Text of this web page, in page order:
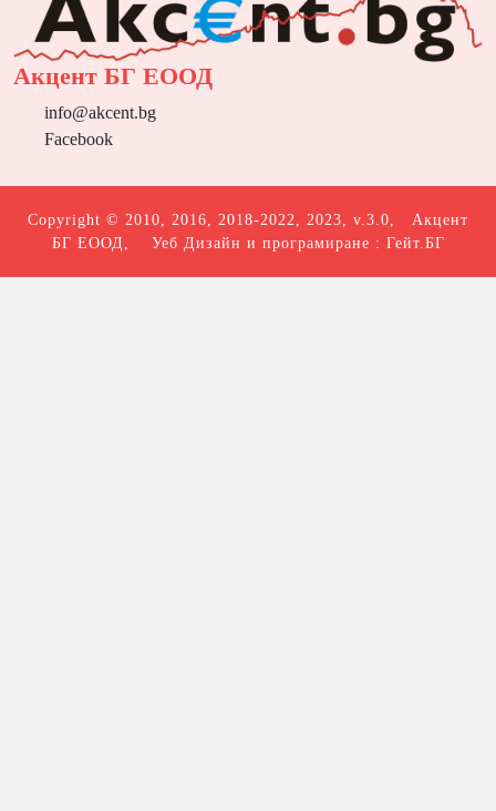
Акцент БГ ЕООД
info@akcent.bg
Facebook
Copyright © 2010, 2016, 2018-2022, 2023, v.3.0, Акцент
БГ ЕООД , Уеб Дизайн и програмиране : Гейт.БГ